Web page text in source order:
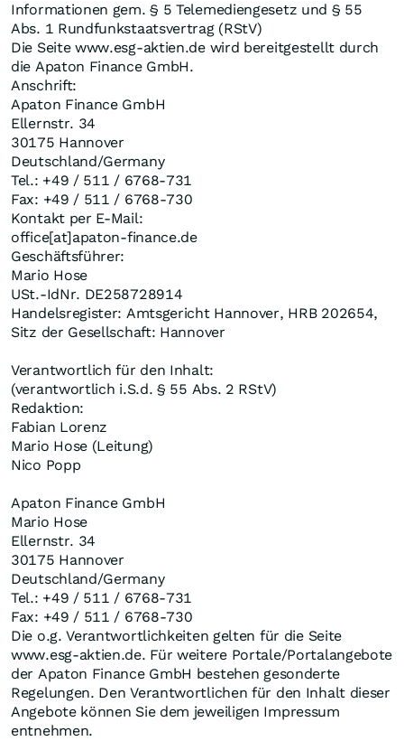
Informationen gem. § 5 Telemediengesetz und § 55
Abs. 1 Rundfunkstaatsvertrag (RStV)
Die Seite www.esg-aktien.de wird bereitgestellt durch
die Apaton Finance GmbH.
Anschrift:
Apaton Finance GmbH
Ellernstr. 34
30175 Hannover
Deutschland/Germany
Tel.: +49 / 511 / 6768-731
Fax: +49 / 511 / 6768-730
Kontakt per E-Mail:
office[at]apaton-finance.de
Geschäftsführer:
Mario Hose
USt.-IdNr. DE258728914
Handelsregister: Amtsgericht Hannover, HRB 202654,
Sitz der Gesellschaft: Hannover
Verantwortlich für den Inhalt:
(verantwortlich i.S.d. § 55 Abs. 2 RStV)
Redaktion:
Fabian Lorenz
Mario Hose (Leitung)
Nico Popp
Apaton Finance GmbH
Mario Hose
Ellernstr. 34
30175 Hannover
Deutschland/Germany
Tel.: +49 / 511 / 6768-731
Fax: +49 / 511 / 6768-730
Die o.g. Verantwortlichkeiten gelten für die Seite
www.esg-aktien.de. Für weitere Portale/Portalangebote
der Apaton Finance GmbH bestehen gesonderte
Regelungen. Den Verantwortlichen für den Inhalt dieser
Angebote können Sie dem jeweiligen Impressum
entnehmen.